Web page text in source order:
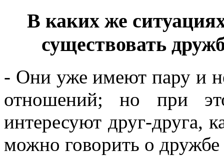
В каких же
существовать
- Они уже имеют пару и
отношений; но при
интересуют друг-друга,
можно говорить о